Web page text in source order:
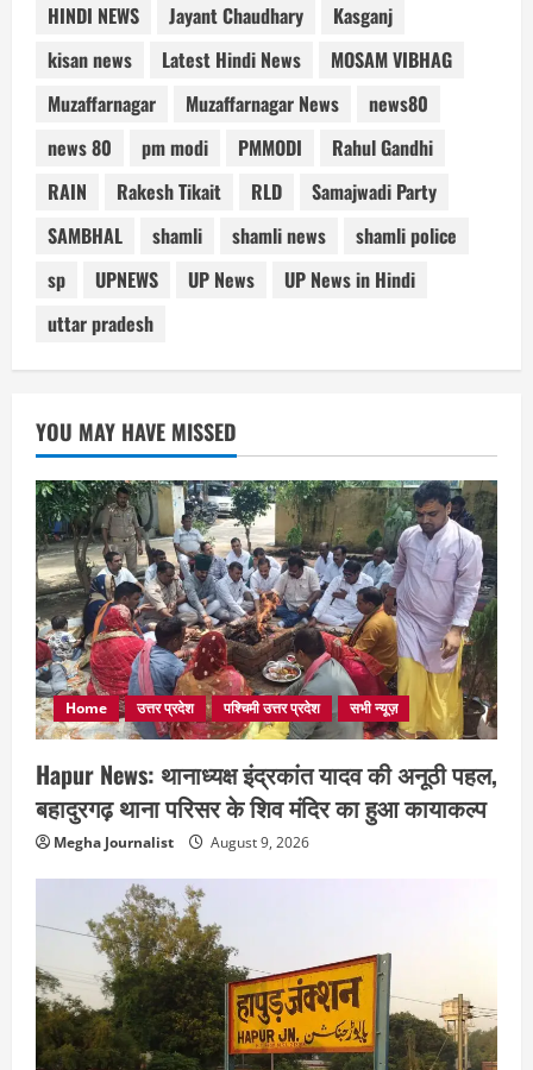
HINDI NEWS
Jayant Chaudhary
Kasganj
kisan news
Latest Hindi News
MOSAM VIBHAG
Muzaffarnagar
Muzaffarnagar News
news80
news 80
pm modi PMMODI
Rahul Gandhi
RAIN
Rakesh Tikait RLD
Samajwadi Party
SAMBHAL
shamli shamli news
shamli police
sp
UPNEWS UP News
UP News in Hindi
uttar pradesh
YOU MAY HAVE MISSED
Home उत्तर प्रदेश पश्चिमी उत्तर प्रदेश सभी न्यूज़
Hapur News: थानाध्यक्ष इंद्रकांत यादव की अनूठी पहल,
बहादुरगढ़ थाना परिसर के शिव मंदिर का हुआ कायाकल्प
Megha Journalist August 9, 2026